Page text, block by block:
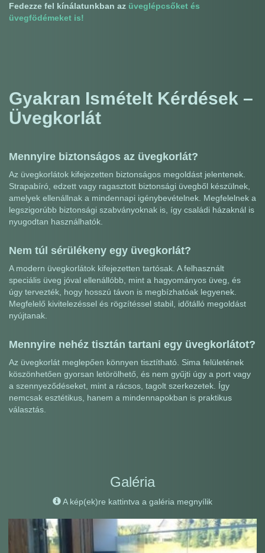
Fedezze fel kínálatunkban az üveglépcsőket és
üvegfödémeket is!
Gyakran Ismételt Kérdések –
Üvegkorlát
Mennyire biztonságos az üvegkorlát?
Az üvegkorlátok kifejezetten biztonságos megoldást jelentenek.
Strapabíró, edzett vagy ragasztott biztonsági üvegből készülnek,
amelyek ellenállnak a mindennapi igénybevételnek. Megfelelnek a
legszigorúbb biztonsági szabványoknak is, így családi házaknál is
nyugodtan használhatók.
Nem túl sérülékeny egy üvegkorlát?
A modern üvegkorlátok kifejezetten tartósak. A felhasznált
speciális üveg jóval ellenállóbb, mint a hagyományos üveg, és
úgy tervezték, hogy hosszú távon is megbízhatóak legyenek.
Megfelelő kivitelezéssel és rögzítéssel stabil, időtálló megoldást
nyújtanak.
Mennyire nehéz tisztán tartani egy üvegkorlátot?
Az üvegkorlát meglepően könnyen tisztítható. Sima felületének
köszönhetően gyorsan letörölhető, és nem gyűjti úgy a port vagy
a szennyeződéseket, mint a rácsos, tagolt szerkezetek. Így
nemcsak esztétikus, hanem a mindennapokban is praktikus
választás.
Galéria
A kép(ek)re kattintva a galéria megnyílik